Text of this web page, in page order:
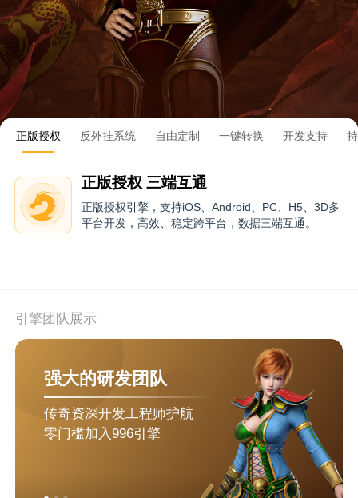
正版授权 反外挂系统 自由定制 一键转换 开发支持
正版授权 三端互通
正版授权引擎，支持iOS、Android、PC、H5、3D多
平台开发，高效、稳定跨平台，数据三端互通。
引擎团队展示
强大的研发团队
传奇资深开发工程师护航
零门槛加入996引擎